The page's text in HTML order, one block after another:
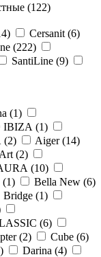
(122)
) Cersanit (6)
(222)
SantiLine (9)
(1)
IBIZA (1)
(2) Aiger (14)
Art (2)
(10)
(1) Bella New (6)
Bridge (1)
(6)
(2) Cube (6)
) Darina (4)